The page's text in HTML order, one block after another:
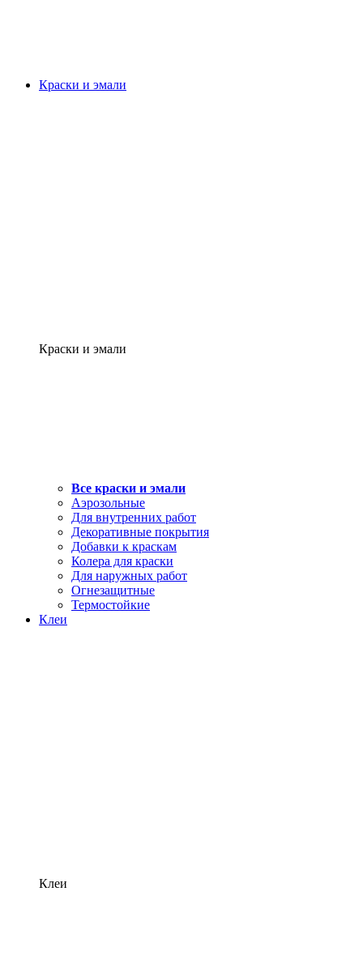
Краски и эмали
Краски и эмали
Все краски и эмали
Аэрозольные
Для внутренних работ
Декоративные покрытия
Добавки к краскам
Колера для краски
Для наружных работ
Огнезащитные
Термостойкие
Клеи
Клеи